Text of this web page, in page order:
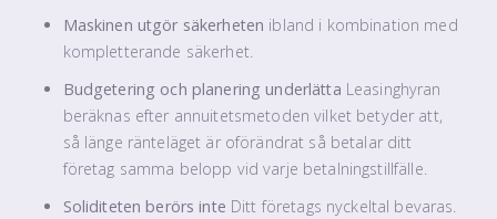
Maskinen utgör säkerheten ibland i kombination med
kompletterande säkerhet.
Budgetering och planering underlätta Leasinghyran
beräknas efter annuitetsmetoden vilket betyder att,
så länge ränteläget är oförändrat så betalar ditt
företag samma belopp vid varje betalningstillfälle.
Soliditeten berörs inte Ditt företags nyckeltal bevaras.